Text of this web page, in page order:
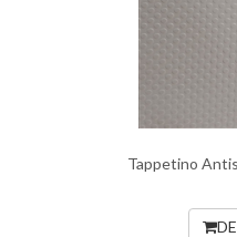
Tappetino